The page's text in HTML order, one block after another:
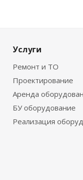
Услуги
Ремонт и ТО
Проектирование
Аренда
БУ оборудование
Реализация